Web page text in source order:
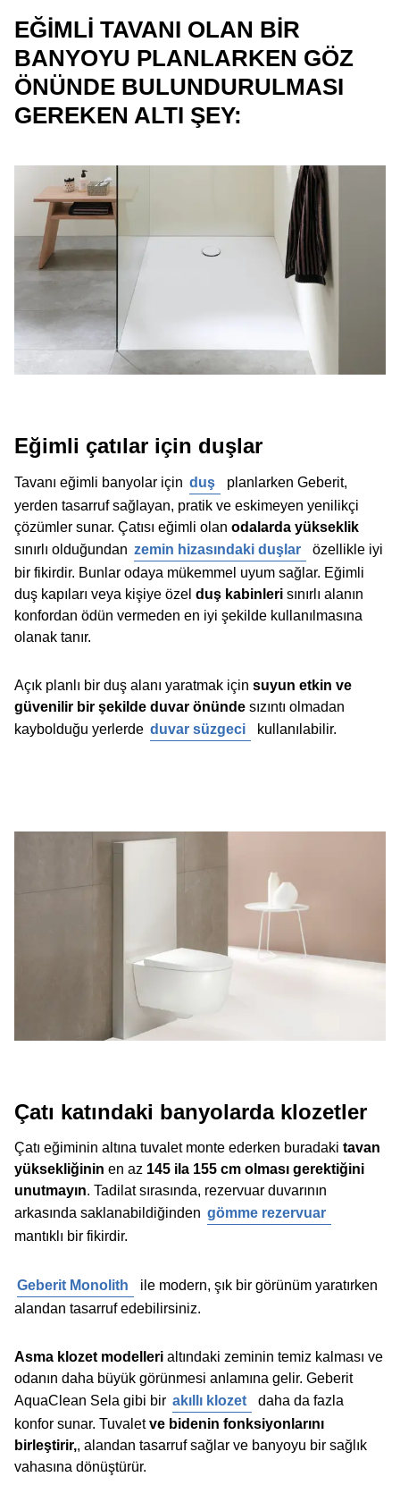
EĞIMLI TAVANI OLAN BIR
BANYOYU PLANLARKEN GÖZ
ÖNÜNDE BULUNDURULMASI
GEREKEN ALTI ŞEY:
Eğimli çatılar için duşlar
Tavanı eğimli banyolar için duş
planlarken Geberit,
yerden tasarruf sağlayan, pratik ve eskimeyen yenilikçi
çözümler sunar. Çatısı eğimli olan odalarda yükseklik
sınırlı olduğundan zemin hizasındaki duşlar
özellikle iyi
bir fikirdir. Bunlar odaya mükemmel uyum sağlar. Eğimli
duş kapıları veya kişiye özel duş kabinleri sınırlı alanın
konfordan ödün vermeden en iyi şekilde kullanılmasına
olanak tanır.
Açık planlı bir duş alanı yaratmak için suyun etkin ve
güvenilir bir şekilde duvar önünde sızıntı olmadan
kaybolduğu yerlerde duvar süzgeci kullanılabilir.
Çatı katındaki banyolarda klozetler
Çatı eğiminin altına tuvalet monte ederken buradaki tavan
yüksekliğinin en az 145 ila 155 cm olması gerektiğini
unutmayın. Tadilat sırasında, rezervuar duvarının
arkasında saklanabildiğinden gömme rezervuar
mantıklı bir fikirdir.
Geberit Monolith
ile modern, şık bir görünüm yaratırken
alandan tasarruf edebilirsiniz.
Asma klozet modelleri altındaki zeminin temiz kalması ve
odanın daha büyük görünmesi anlamına gelir. Geberit
AquaClean Sela gibi bir akıllı klozet
daha da fazla
konfor sunar. Tuvaletve bidenin fonksiyonlarını
birleştirir,, alandan tasarruf sağlar ve banyoyu bir sağlık
vahasına dönüştürür.